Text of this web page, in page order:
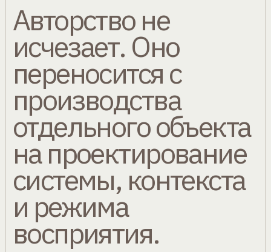
Авторство не
исчезает. Оно
переносится с
производства
отдельного объекта
на проектирование
системы, контекста
и режима
восприятия.